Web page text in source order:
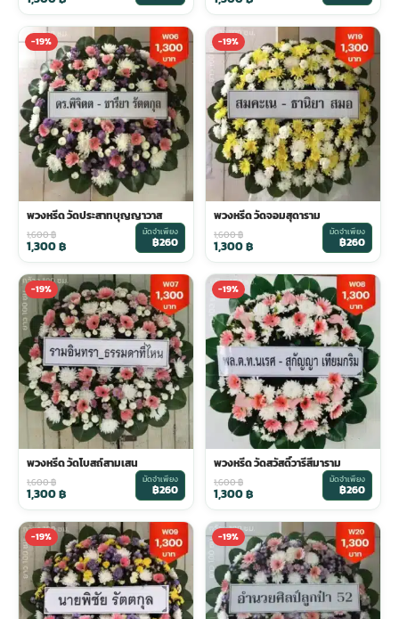
-19%
พวงหรีด วัดประสาทบุญญาวาส
1,600฿
1,300฿
มัดจำเพียง
฿260
-19%
พวงหรีด วัดจอมสุดาราม
1,600฿
1,300฿
มัดจำเพียง
฿260
-19%
พวงหรีด วัดโบสถ์สามเสน
1,600฿
1,300฿
มัดจำเพียง
฿260
-19%
พวงหรีด วัดสวัสดิ์วารีสีมาราม
1,600฿
1,300฿
มัดจำเพียง
฿260
-19% -19%